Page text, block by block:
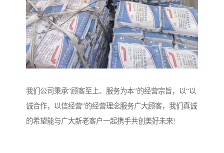
我们公司秉承“顾客至上、服务为本”的经营宗旨，以“以
诚合作，以信经营”的经营理念服务广大顾客，我们真诚
的希望能与广大新老客户一起携手共创美好未来!